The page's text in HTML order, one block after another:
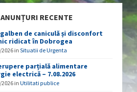
ANUNȚURI RECENTE
de caniculă și disconfort
ridicat în Dobrogea
inSituatii de Urgenta
parțială alimentare
electrică – 7.08.2026
inUtilitati publice